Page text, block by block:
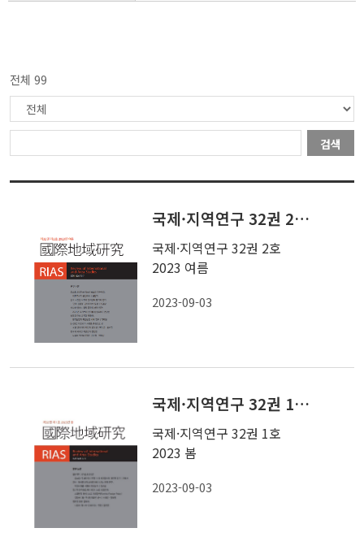
전체 99
검색
국제·지역연구 32권 2호 2023 여름
국제·지역연구 32권 2호
2023 여름
2023-09-03
국제·지역연구 32권 1호 2023 봄
국제·지역연구 32권 1호
2023 봄
2023-09-03